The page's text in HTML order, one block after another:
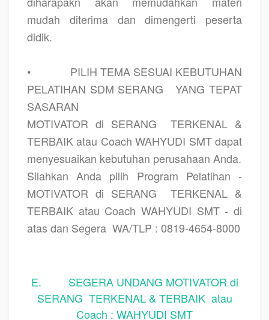
mudah diterima dan dimengerti peserta
didik.
•
PILIH TEMA SESUAI KEBUTUHAN
PELATIHAN SDM SERANG
YANG TEPAT
SASARAN
MOTIVATOR di SERANG
TERKENAL &
TERBAIK atau Coach WAHYUDI SMT dapat
menyesuaikan kebutuhan perusahaan Anda.
Silahkan Anda pilih Program Pelatihan -
MOTIVATOR di SERANG
TERKENAL &
TERBAIK atau Coach WAHYUDI SMT - di
atas dan Segera WA/TLP : 0819-4654-8000
E.
SEGERA UNDANG MOTIVATOR di
SERANG TERKENAL & TERBAIK atau
Coach : WAHYUDI SMT